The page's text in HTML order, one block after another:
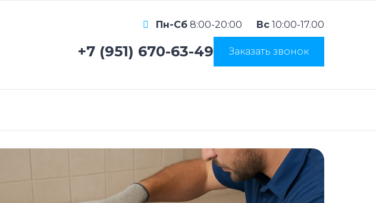
Пн-Сб 8:00-20:00 Вс 10:00-17.00
+7 (951) 670-63-49 Заказать звонок